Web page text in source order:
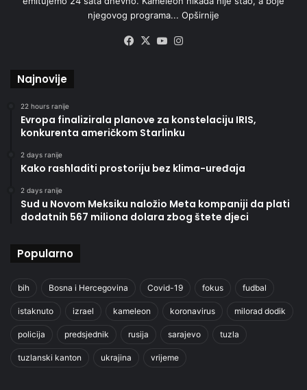
njegovog programa... Opširnije
Facebook
X YouTube
Najnovije
22 hours ranije
Evropa finalizirala planove za konstelaciju IRIS,
konkurenta američkom Starlinku
2 days ranije
Kako rashladiti prostoriju bez klima-uređaja
2 days ranije
Sud u Novom Meksiku naložio Meta kompaniji da plati
dodatnih 567 miliona dolara zbog štete djeci
Popularno
bih Bosna i Hercegovina Covid-19 fokus fudbal
istaknuto izrael kameleon koronavirus milorad dodik
policija predsjednik rusija sarajevo tuzla
tuzlanski kanton ukrajina vrijeme